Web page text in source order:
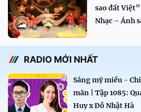
sao đất
Nhạc – Ánh
RADIO MỚI NHẤT
Sáng mỹ miều -
mãn | Tập 1085:
Huy x Đỗ Nhật Hà